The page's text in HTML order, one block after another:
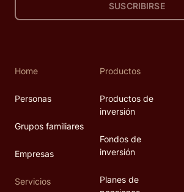
SUSCRIBIRSE
Home
Personas
Grupos familiares
Empresas
Servicios
Productos
Productos de
inversión
Fondos de
inversión
Planes de